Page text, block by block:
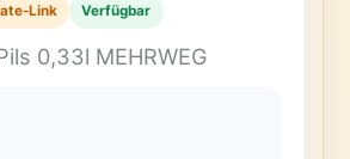
Link Verfügbar
0,33l MEHRWEG